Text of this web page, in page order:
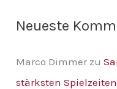
Neueste
Marco Dimmer zu
stärksten